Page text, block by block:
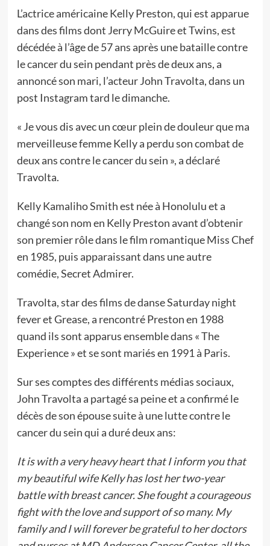
L’actrice américaine Kelly Preston, qui est apparue
dans des films dont Jerry McGuire et Twins, est
décédée à l’âge de 57 ans après une bataille contre
le cancer du sein pendant près de deux ans, a
annoncé son mari, l’acteur John Travolta, dans un
post Instagram tard le dimanche.
« Je vous dis avec un cœur plein de douleur que ma
merveilleuse femme Kelly a perdu son combat de
deux ans contre le cancer du sein », a déclaré
Travolta.
Kelly Kamaliho Smith est née à Honolulu et a
changé son nom en Kelly Preston avant d’obtenir
son premier rôle dans le film romantique Miss Chef
en 1985, puis apparaissant dans une autre
comédie, Secret Admirer.
Travolta, star des films de danse Saturday night
fever et Grease, a rencontré Preston en 1988
quand ils sont apparus ensemble dans « The
Experience » et se sont mariés en 1991 à Paris.
Sur ses comptes des différents médias sociaux,
John Travolta a partagé sa peine et a confirmé le
décès de son épouse suite à une lutte contre le
cancer du sein qui a duré deux ans:
It is with a very heavy heart that I inform you that
my beautiful wife Kelly has lost her two-year
battle with breast cancer. She fought a courageous
fight with the love and support of so many. My
family and I will forever be grateful to her doctors